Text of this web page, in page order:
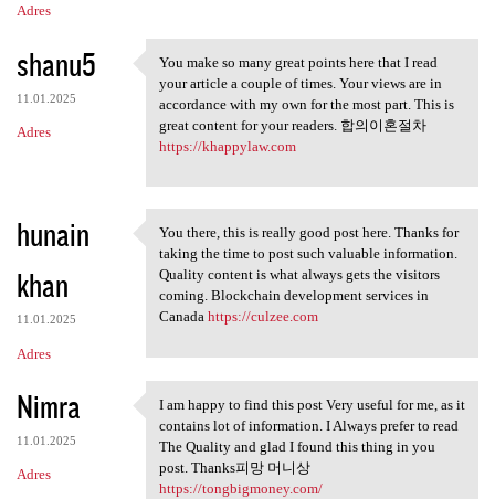
Adres
shanu5
11.01.2025
Adres
You make so many great points
You make so many great points here that I read
your article a couple of times. Your views are in
accordance with my own for the most part. This is
great content for your readers. 합의이혼절차
https://khappylaw.com
hunain
khan
11.01.2025
Adres
You there, this is really
You there, this is really good post here. Thanks for
taking the time to post such valuable information.
Quality content is what always gets the visitors
coming. Blockchain development services in
Canada https://culzee.com
Nimra
11.01.2025
Adres
I am happy to find this post
I am happy to find this post Very useful for me, as it
contains lot of information. I Always prefer to read
The Quality and glad I found this thing in you
post. Thanks피망 머니상
https://tongbigmoney.com/